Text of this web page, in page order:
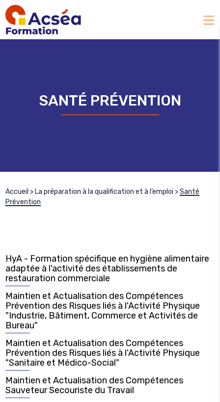
SANTÉ PRÉVENTION
Accueil > La préparation à la qualification et à l’emploi >Santé
Prévention
HyA - Formation spécifique en hygiène alimentaire
adaptée à l'activité des établissements de
restauration commerciale
Maintien et Actualisation des Compétences
Prévention des Risques liés à l'Activité Physique
"Industrie, Bâtiment, Commerce et Activités de
Bureau"
Maintien et Actualisation des Compétences
Prévention des Risques liés à l'Activité Physique
"Sanitaire et Médico-Social"
Maintien et Actualisation des Compétences
Sauveteur Secouriste du Travail